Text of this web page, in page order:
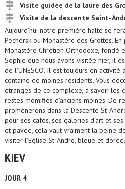
Visite guidée de la laure des
Visite de la descente Saint-
Aujourd’hui notre première halte se
Pechersk ou Monastère des Grottes. En
Monastère Chrétien Orthodoxe, fondé
Sophie que nous avons visitée hier, il
de l’UNESCO. Il est toujours en activité
centaine de moines résidents. Vous
étranges de ce complexe, à savoir les
restes momifiés d’anciens moines. De
promènerons dans la Descente St-
pour ses cafés, ses galeries d’art et
et pavée, cela vaut vraiment la peine
visiter l’Eglise St-André, bleue et dorée.
KIEV
JOUR 4